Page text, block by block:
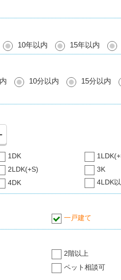
10年以内 15年以内
10分以内 15分以内
1DK
2LDK(+S) 3K
4DK 4LDK
一戸建て
2階以上
ペット相談可